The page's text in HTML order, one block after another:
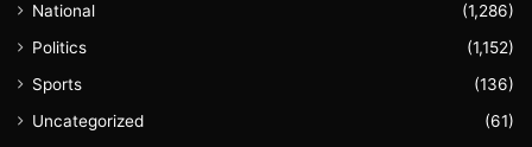
National
(1,286)
Politics
(1,152)
Sports
(136)
Uncategorized
(61)